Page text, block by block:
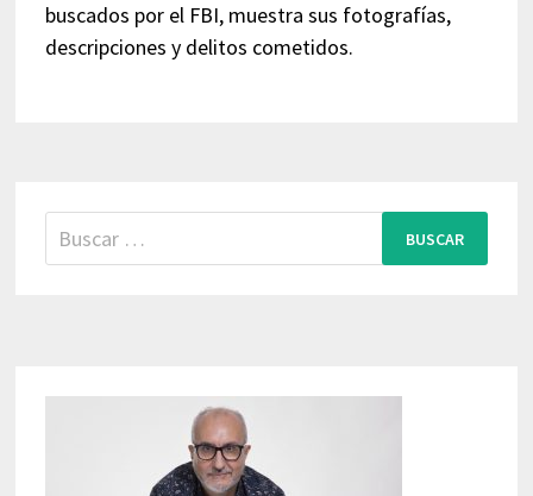
buscados por el FBI, muestra sus fotografías,
descripciones y delitos cometidos.
Buscar: